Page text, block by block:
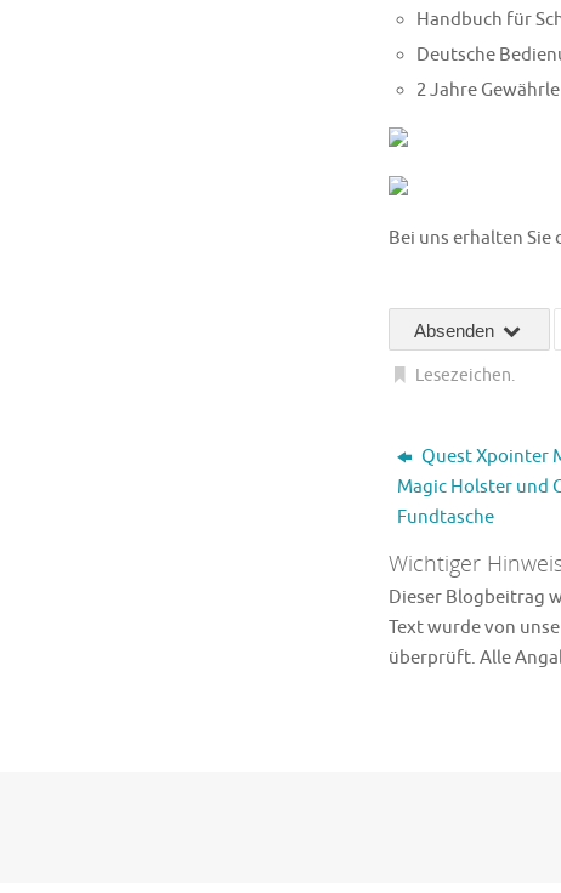
Handbuch für
Deutsche
2 Jahre
Bei uns erhalten
Absenden
Lesezeichen.
Quest Xpointer
Magic Holster und
Fundtasche
Wichtiger
Dieser Blogbeitrag
Text wurde von
überprüft. Alle